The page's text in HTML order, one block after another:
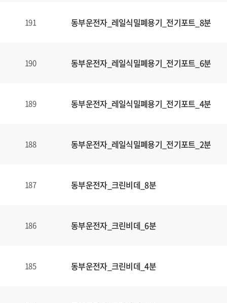
191 동부운전자_레일식밀폐용기_전기포트_8분
190 동부운전자_레일식밀폐용기_전기포트_6분
189 동부운전자_레일식밀폐용기_전기포트_4분
188 동부운전자_레일식밀폐용기_전기포트_2분
187 동부운전자_크린비데_8분
186 동부운전자_크린비데_6분
185 동부운전자_크린비데_4분